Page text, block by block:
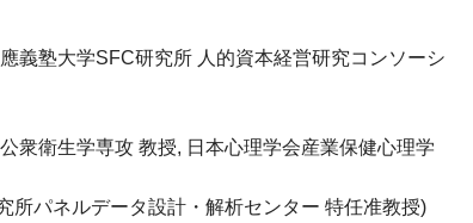
義塾大学SFC研究所 人的資本経営研究コンソーシ
衆衛生学専攻 教授, 日本心理学会産業保健心理学
所パネルデータ設計・解析センター 特任准教授)